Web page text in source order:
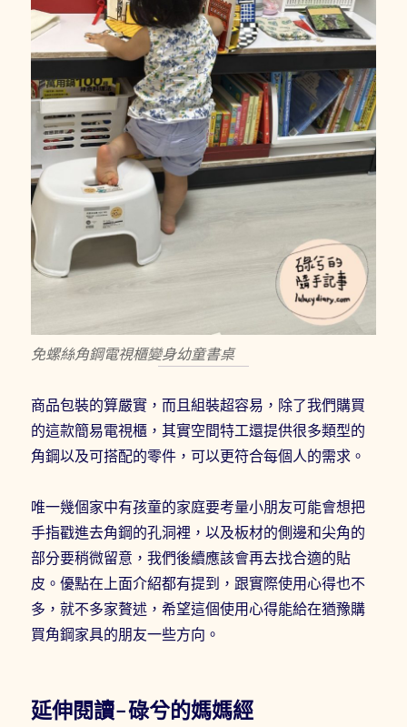
免螺絲角鋼電視櫃變身幼童書桌
商品包裝的算嚴實，而且組裝超容易，除了我們購買
的這款簡易電視櫃，其實空間特工還提供很多類型的
角鋼以及可搭配的零件，可以更符合每個人的需求。
唯一幾個家中有孩童的家庭要考量小朋友可能會想把
手指戳進去角鋼的孔洞裡，以及板材的側邊和尖角的
部分要稍微留意，我們後續應該會再去找合適的貼
皮。優點在上面介紹都有提到，跟實際使用心得也不
多，就不多家贅述，希望這個使用心得能給在猶豫購
買角鋼家具的朋友一些方向。
延伸閱讀-碌兮的媽媽經